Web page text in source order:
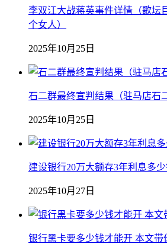
李双江大战蒋英事件详情（歌坛
个女人）
2025年10月25日
石二群最终宣判结果（驻马店石
2025年10月25日
建设银行20万大额存3年利息多少
2025年10月27日
银行黑卡要多少钱才能开 本文带